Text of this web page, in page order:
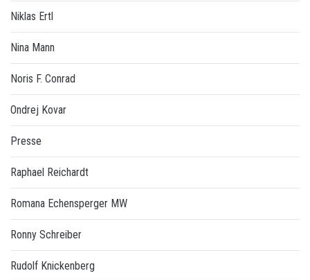
Niklas Ertl
Nina Mann
Noris F. Conrad
Ondrej Kovar
Presse
Raphael Reichardt
Romana Echensperger MW
Ronny Schreiber
Rudolf Knickenberg